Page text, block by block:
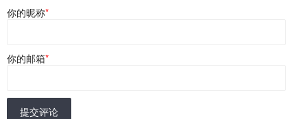
你的昵称*
你的邮箱*
提交评论